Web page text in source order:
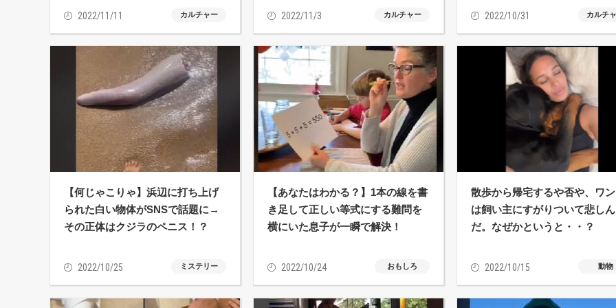
2022/11/11 カルチャー 2022/11/3 カルチャー 2022/10/31 カルチ
【何じゃこりゃ】浜辺に打ち上げ
られた白い物体がSNSで話題に→
その正体はクジラのペニス！？
2022/10/25 ミステリー
【あなたはわかる？】1本の線を書
き足して正しい等式にする難問を
横にいた息子が一瞬で解決！
2022/10/24 おもしろ
散歩から帰宅するや否や、ワ
は飼い主にすがりついて悲しん
だ。なぜかというと・・？
2022/10/15 動物